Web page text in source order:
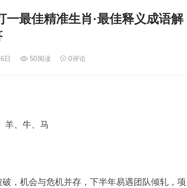
最佳精准生肖·最佳释义成语解
日 50阅读 0评论
羊、牛、马
，机会与危机并存，下半年易遇团队倾轧，项